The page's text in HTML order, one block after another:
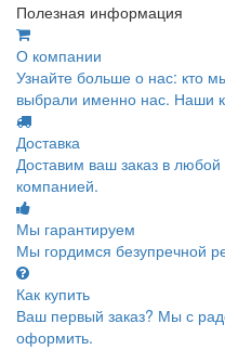
Полезная информация
О компании
Узнайте больше о нас: кто
выбрали именно нас. Наши
Доставка
Доставим ваш заказ в любой
компанией.
Мы гарантируем
Мы гордимся безупречной
Как купить
Ваш первый заказ? Мы с
оформить.